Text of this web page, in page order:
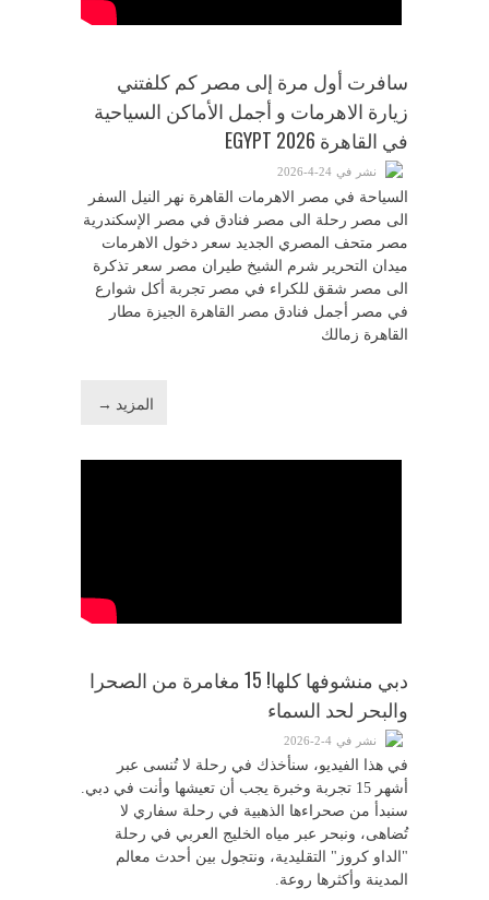
سافرت أول مرة إلى مصر كم كلفتني
زيارة الاهرمات و أجمل الأماكن السياحية
في القاهرة EGYPT 2026
نشر في 24-4-2026
السياحة في مصر الاهرمات القاهرة نهر النيل السفر
الى مصر رحلة الى مصر فنادق في مصر الإسكندرية
مصر متحف المصري الجديد سعر دخول الاهرمات
ميدان التحرير شرم الشيخ طيران مصر سعر تذكرة
الى مصر شقق للكراء في مصر تجربة أكل شوارع
في مصر أجمل فنادق مصر القاهرة الجيزة مطار
القاهرة زمالك
المزيد →
دبي منشوفها كلها! 15 مغامرة من الصحرا
والبحر لحد السماء
نشر في 4-2-2026
في هذا الفيديو، سنأخذك في رحلة لا تُنسى عبر
أشهر 15 تجربة وخبرة يجب أن تعيشها وأنت في دبي.
سنبدأ من صحراءها الذهبية في رحلة سفاري لا
تُضاهى، ونبحر عبر مياه الخليج العربي في رحلة
"الداو كروز" التقليدية، ونتجول بين أحدث معالم
المدينة وأكثرها روعة.